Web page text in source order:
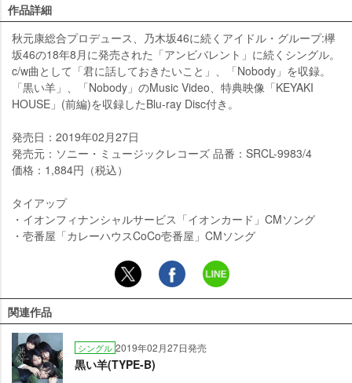
作品詳細
秋元康総合プロデュース、乃木坂46に続くアイドル・グループ:欅
坂46の18年8月に発売された「アンビバレント」に続くシングル。
c/w曲として「君に話しておきたいこと」、「Nobody」を収録。
「黒い羊」、「Nobody」のMusic Video、特典映像「KEYAKI
HOUSE」(前編)を収録したBlu-ray Disc付き。
発売日：2019年02月27日
発売元：ソニー・ミュージックレコーズ 品番：SRCL-9983/4
価格：1,884円（税込）
タイアップ
・イオンフィナンシャルサービス「イオンカード」CMソング
・壱番屋「カレーハウスCoCo壱番屋」CMソング
関連作品
シングル 2019年02月27日発売
黒い羊(TYPE-B)